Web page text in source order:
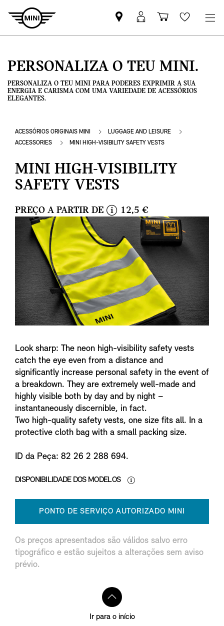
Pesquisar
parceiro
Iniciar
sessão
Carrinho
de
Wishlist
PERSONALIZA O TEU MINI.
PERSONALIZA O TEU MINI PARA PODERES EXPRIMIR A SUA
ENERGIA E CARISMA COM UMA VARIEDADE DE ACESSÓRIOS
ELEGANTES.
ACESSÓRIOS ORIGINAIS MINI
LUGGAGE AND LEISURE
ACCESSORIES
MINI HIGH-VISIBILITY SAFETY VESTS
MINI HIGH-VISIBILITY
SAFETY VESTS
PREÇO A PARTIR DE
f
o
12,5 €
Look sharp: The neon high-visibility safety vests
catch the eye even from a distance and
significantly increase personal safety in the event of
a breakdown. They are extremely well-made and
highly visible both by day and by night –
instantaneously discernible, in fact.
Two high-quality safety vests, one size fits all. In a
protective cloth bag with a small packing size.
ID da Peça: 82 26 2 288 694.
DISPONIBILIDADE DOS MODELOS
PONTO DE SERVIÇO AUTORIZADO MINI
Os preços apresentados são válidos salvo erro
tipográfico e estão sujeitos a alterações sem aviso
prévio.
Ir para o início